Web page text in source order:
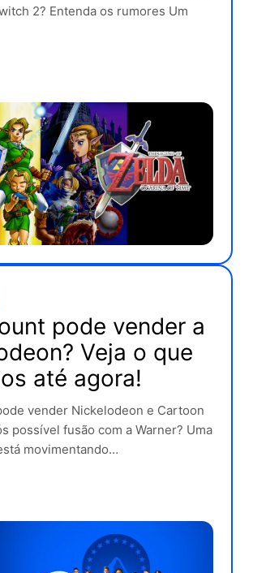
2? Entenda os rumores Um
pode vender a
Veja o que
até agora!
vender Nickelodeon e Cartoon
possível fusão com a Warner? Uma
movimentando…